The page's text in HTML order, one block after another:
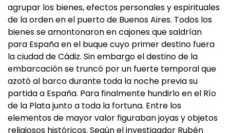
agrupar los bienes, efectos personales y espirituales
de la orden en el puerto de Buenos Aires. Todos los
bienes se amontonaron en cajones que saldrían
para España en el buque cuyo primer destino fuera
la ciudad de Cádiz. Sin embargo el destino de la
embarcación se truncó por un fuerte temporal que
azotó al barco durante toda la noche previa su
partida a España. Para finalmente hundirlo en el Río
de la Plata junto a toda la fortuna. Entre los
elementos de mayor valor figuraban joyas y objetos
religiosos históricos. Según el investigador Rubén